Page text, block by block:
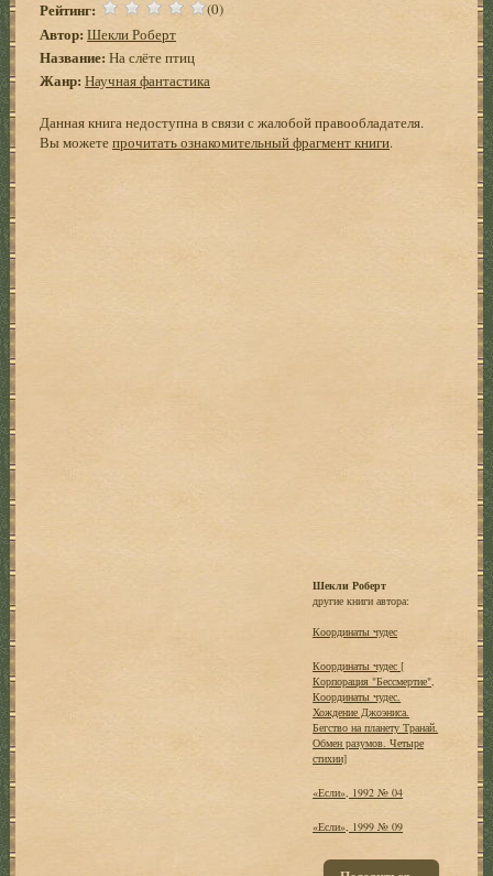
Рейтинг: (0)
Автор: Шекли Роберт
Название: На слёте птиц
Жанр: Научная фантастика
Данная книга недоступна в связи с жалобой правообладателя.
Вы можетепрочитать ознакомительный фрагмент книги.
Шекли Роберт
другие книги автора:
Координаты чудес
Координаты чудес [
Корпорация "Бессмертие",
Координаты чудес.
Хождение Джоэниса.
Бегство на планету Транай.
Обмен разумов. Четыре
стихии]
«Если», 1992 № 04
«Если», 1999 № 09